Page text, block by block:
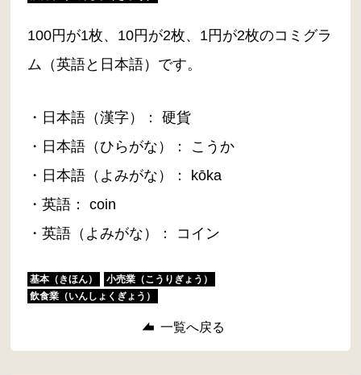
100円が1枚、10円が2枚、1円が2枚のコミグラ
ム（英語と日本語）です。
・日本語（漢字）： 硬貨
・日本語（ひらがな）： こうか
・日本語（よみがな）： kōka
・英語： coin
・英語（よみがな）： コイン
基本（きほん）
小売業（こうりぎょう）
飲食業（いんしょくぎょう）
一覧へ戻る